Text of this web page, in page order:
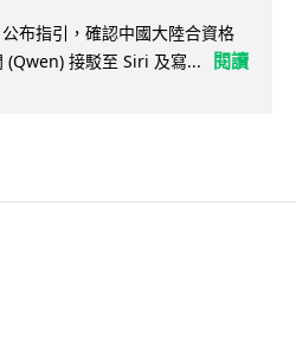
布指引，確認中國大陸合資格
(Qwen) 接駁至 Siri 及寫...
閱讀